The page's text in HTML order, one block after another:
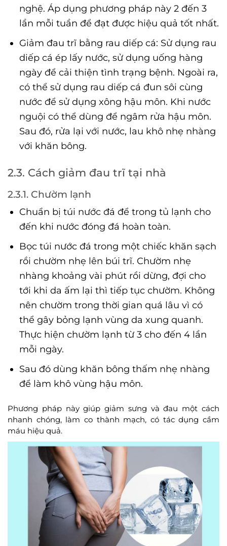
nghệ. Áp dụng phương pháp này 2 đến 3
lần mỗi tuần để đạt được hiệu quả tốt nhất.
Giảm đau trĩ bằng rau diếp cá: Sử dụng rau
diếp cá ép lấy nước, sử dụng uống hàng
ngày để cải thiện tình trạng bệnh. Ngoài ra,
có thể sử dụng rau diếp cá đun sôi cùng
nước để sử dụng xông hậu môn. Khi nước
nguội có thể dùng để ngâm rửa hậu môn.
Sau đó, rửa lại với nước, lau khô nhẹ nhàng
với khăn bông.
2.3. Cách giảm đau trĩ tại nhà
2.3.1. Chườm lạnh
Chuẩn bị túi nước đá để trong tủ lạnh cho
đến khi nước đóng đá hoàn toàn.
Bọc túi nước đá trong một chiếc khăn sạch
rồi chườm nhẹ lên búi trĩ. Chườm nhẹ
nhàng khoảng vài phút rồi dừng, đợi cho
tới khi da ấm lại thì tiếp tục chườm. Không
nên chườm trong thời gian quá lâu vì có
thể gây bỏng lạnh vùng da xung quanh.
Thực hiện chườm lạnh từ 3 cho đến 4 lần
mỗi ngày.
Sau đó dùng khăn bông thấm nhẹ nhàng
để làm khô vùng hậu môn.
Phương pháp này giúp giảm sưng và đau một cách
nhanh chóng, làm co thành mạch, có tác dụng cầm
máu hiệu quả.